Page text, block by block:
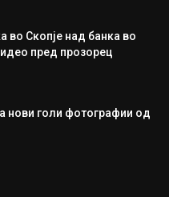
во Скопје над банка во
пред прозорец
нови голи фотографии од